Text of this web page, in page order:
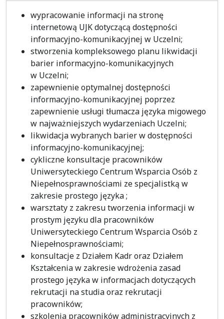
wypracowanie informacji na stronę
internetową UJK dotyczącą dostępności
informacyjno-komunikacyjnej w Uczelni;
stworzenia kompleksowego planu likwidacji
barier informacyjno-komunikacyjnych
w Uczelni;
zapewnienie optymalnej dostępności
informacyjno-komunikacyjnej poprzez
zapewnienie usługi tłumacza języka migowego
w najważniejszych wydarzeniach Uczelni;
likwidacja wybranych barier w dostępności
informacyjno-komunikacyjnej;
cykliczne konsultacje pracowników
Uniwersyteckiego Centrum Wsparcia Osób z
Niepełnosprawnościami ze specjalistką w
zakresie prostego języka ;
warsztaty z zakresu tworzenia informacji w
prostym języku dla pracowników
Uniwersyteckiego Centrum Wsparcia Osób z
Niepełnosprawnościami;
konsultacje z Działem Kadr oraz Działem
Kształcenia w zakresie wdrożenia zasad
prostego języka w informacjach dotyczących
rekrutacji na studia oraz rekrutacji
pracowników;
szkolenia pracowników administracyjnych z